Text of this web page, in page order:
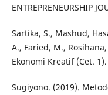
ENTREPRENEURSHIP
Sartika, S., Mashud,
A., Faried, M.,
Ekonomi Kreatif (Cet.
Sugiyono. (2019).